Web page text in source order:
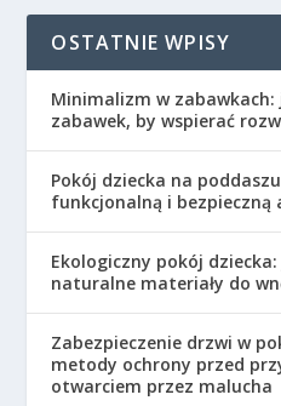
OSTATNIE WPISY
Minimalizm w
zabawek, by wspierać
Pokój dziecka na
funkcjonalną i bezpieczną
Ekologiczny pokój
naturalne materiały do
Zabezpieczenie drzwi w
metody ochrony przed
otwarciem przez malucha